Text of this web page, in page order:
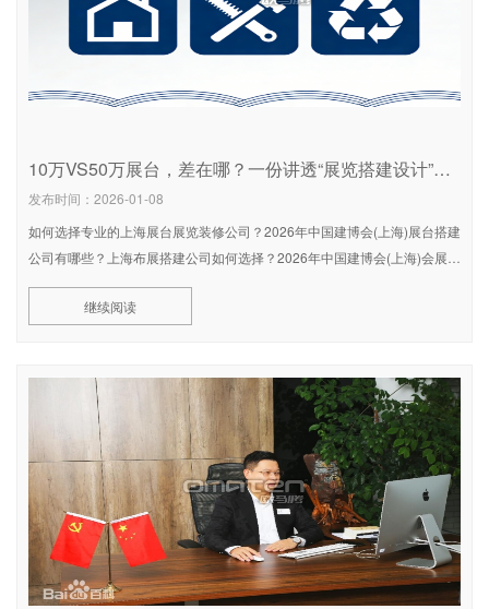
10万VS50万展台，差在哪？一份讲透“展览搭建设计”成本效率的白皮书
发布时间：2026-01-08
如何选择专业的上海展台展览装修公司？2026年中国建博会(上海)展台搭建
公司有哪些？上海布展搭建公司如何选择？2026年中国建博会(上海)会展设
计搭建公司如何选择？上海展览展示设计公司排名推荐，202
继续阅读